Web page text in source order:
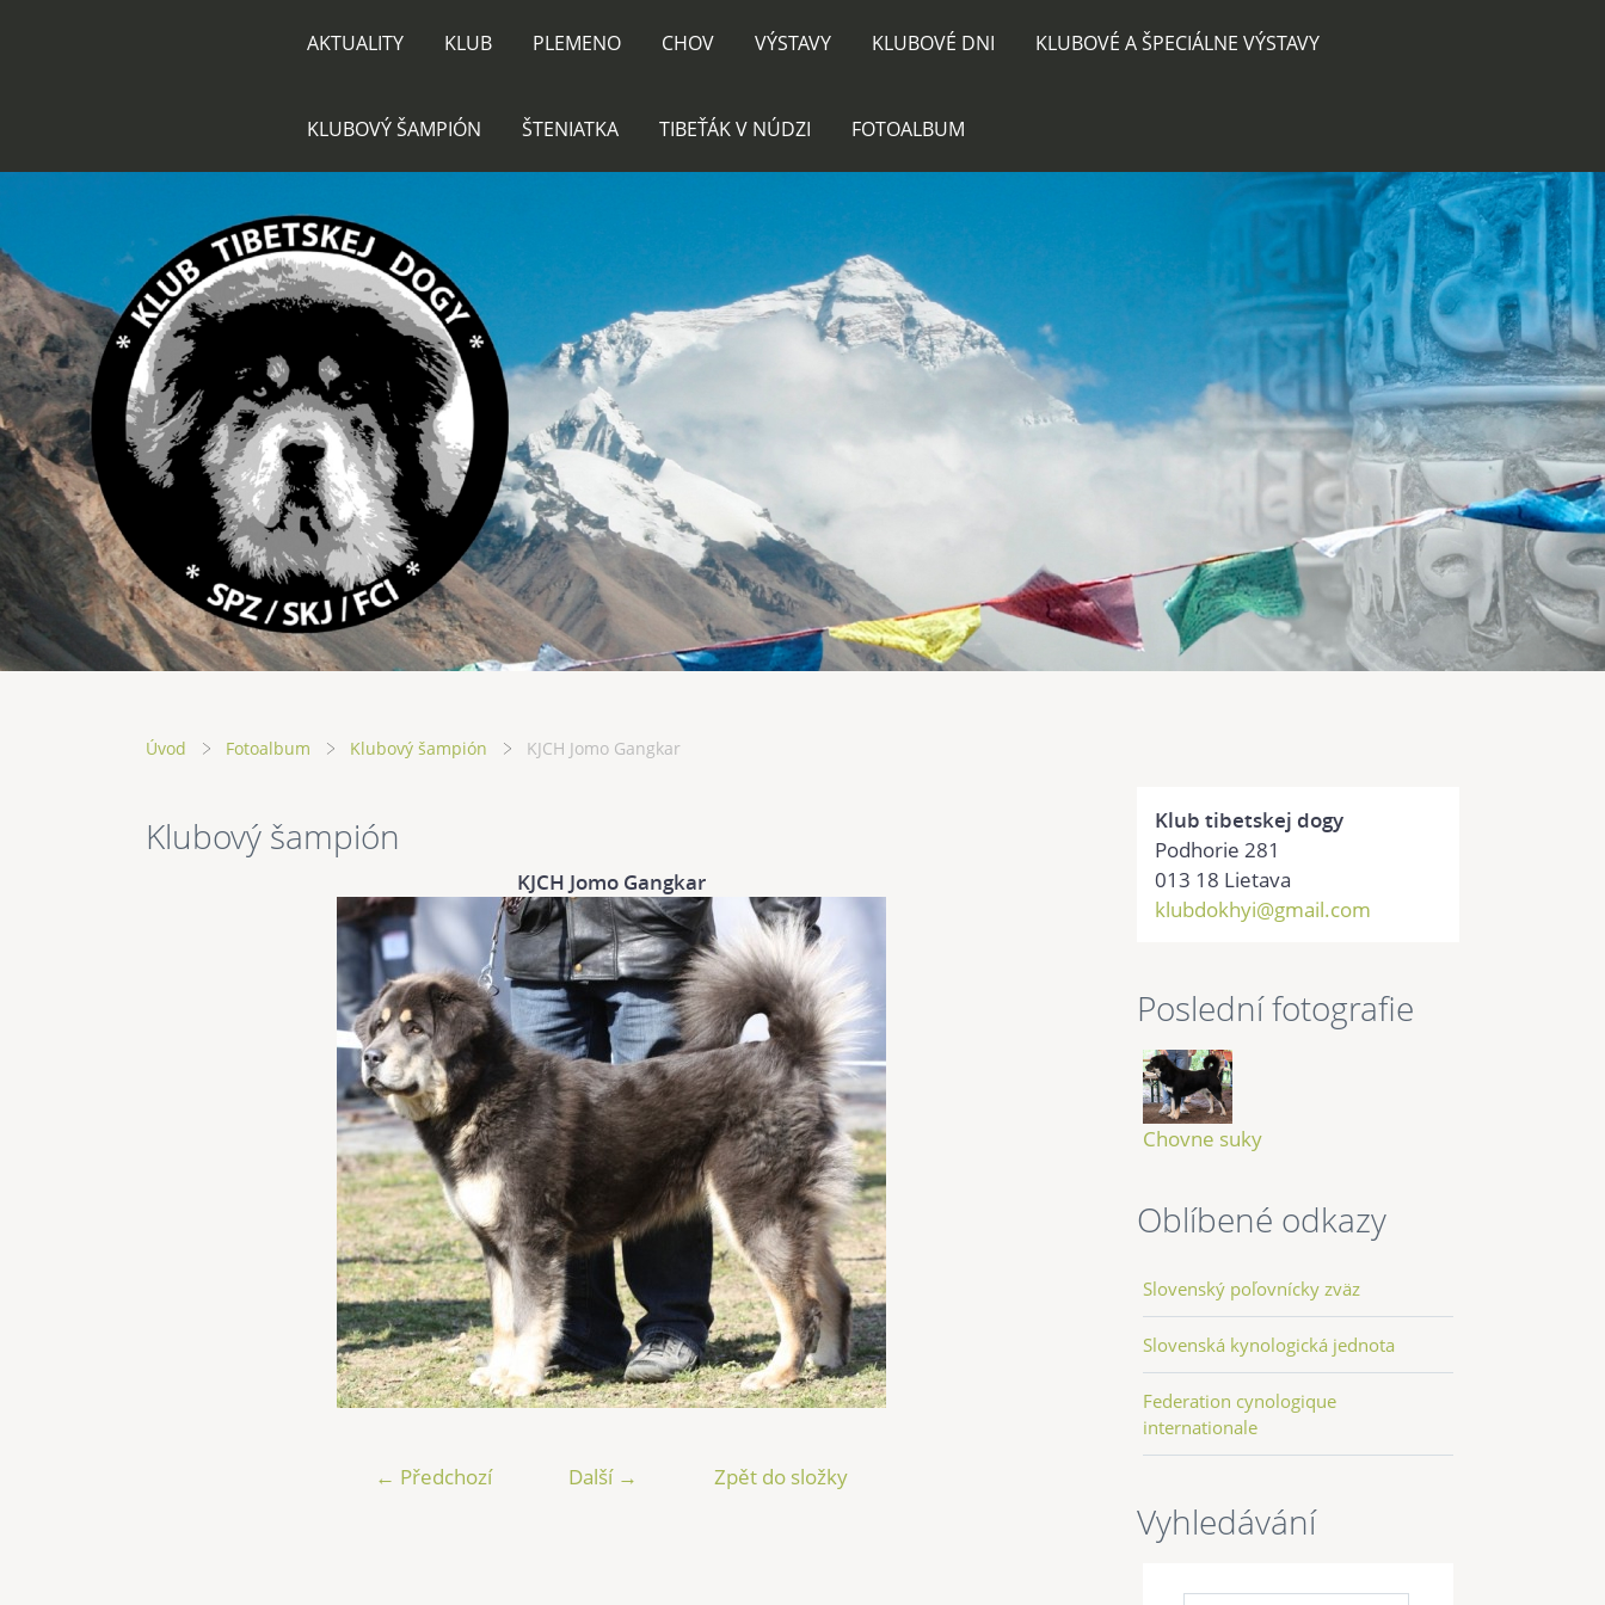
AKTUALITY KLUB PLEMENO CHOV VÝSTAVY KLUBOVÉ DNI KLUBOVÉ A ŠPECIÁLNE VÝSTAVY
KLUBOVÝ ŠAMPIÓN ŠTENIATKA TIBEŤÁK V NÚDZI FOTOALBUM
Úvod Fotoalbum Klubový šampión KJCH Jomo Gangkar
Klubový šampión
KJCH Jomo Gangkar
← Předchozí Další → Zpět do složky
Klub tibetskej dogy
Podhorie 281
013 18 Lietava
klubdokhyi@gmail.com
Poslední fotografie
Chovne suky
Oblíbené odkazy
Slovenský poľovnícky zväz
Slovenská kynologická jednota
Federation cynologique
internationale
Vyhledávání